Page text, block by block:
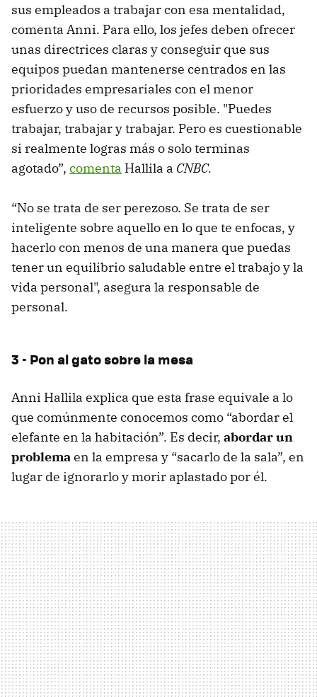
sus empleados a trabajar con esa mentalidad,
comenta Anni. Para ello, los jefes deben ofrecer
unas directrices claras y conseguir que sus
equipos puedan mantenerse centrados en las
prioridades empresariales con el menor
esfuerzo y uso de recursos posible. "Puedes
trabajar, trabajar y trabajar. Pero es cuestionable
si realmente logras más o solo terminas
agotado”, comenta Hallila a CNBC.
“No se trata de ser perezoso. Se trata de ser
inteligente sobre aquello en lo que te enfocas, y
hacerlo con menos de una manera que puedas
tener un equilibrio saludable entre el trabajo y la
vida personal", asegura la responsable de
personal.
3 - Pon al gato sobre la mesa
Anni Hallila explica que esta frase equivale a lo
que comúnmente conocemos como “abordar el
elefante en la habitación”. Es decir, abordar un
problemaen la empresa y “sacarlo de la sala”, en
lugar de ignorarlo y morir aplastado por él.